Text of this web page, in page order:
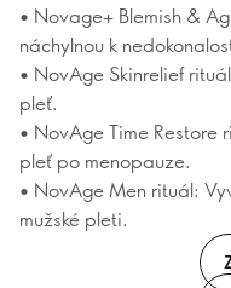
• Novage+ Blemish &
náchylnou k
• NovAge Skinrelief
pleť.
• NovAge Time
pleť po menopauze.
• NovAge Men rituál:
mužské pleti.